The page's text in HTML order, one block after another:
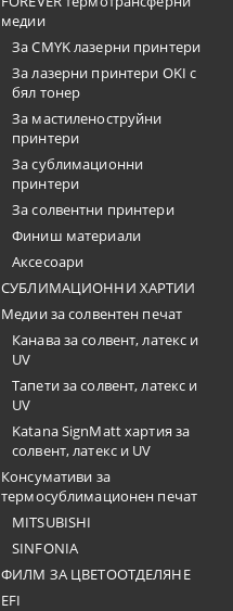
медии
За CMYK лазерни принтери
За лазерни принтери OKI с
бял тонер
За мастиленоструйни
принтери
За сублимационни
принтери
За солвентни принтери
Финиш материали
Аксесоари
СУБЛИМАЦИОННИ ХАРТИИ
Медии за солвентен печат
Канава за солвент, латекс и
UV
Тапети за солвент, латекс и
UV
Katana SignMatt хартия за
солвент, латекс и UV
Консумативи за
термосублимационен печат
MITSUBISHI
SINFONIA
ФИЛМ ЗА ЦВЕТООТДЕЛЯНЕ
EFI